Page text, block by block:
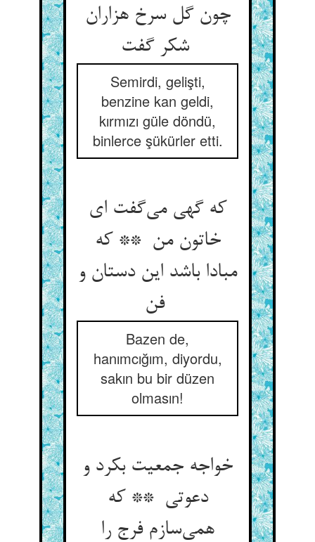
چون گل سرخ هزاران
شکر گفت
Semirdi, gelişti,
benzine kan geldi,
kırmızı güle döndü,
binlerce şükürler etti.
که گهی می‌گفت ای
خاتون من ** که
مبادا باشد این دستان و
فن
Bazen de,
hanımcığım, diyordu,
sakın bu bir düzen
olmasın!
خواجه جمعیت بکرد و
دعوتی ** که
همی‌سازم فرج را